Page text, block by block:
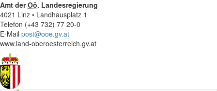
Amt derOö. Landesregierung
4021 Linz • Landhausplatz 1
Telefon (+43 732) 77 20-0
E-Mail post@ooe.gv.at
www.land-oberoesterreich.gv.at